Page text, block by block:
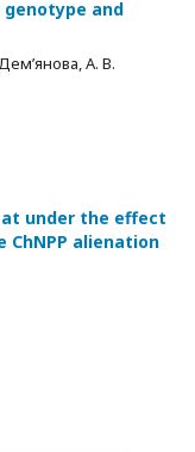
and
А. В.
under the effect
alienation